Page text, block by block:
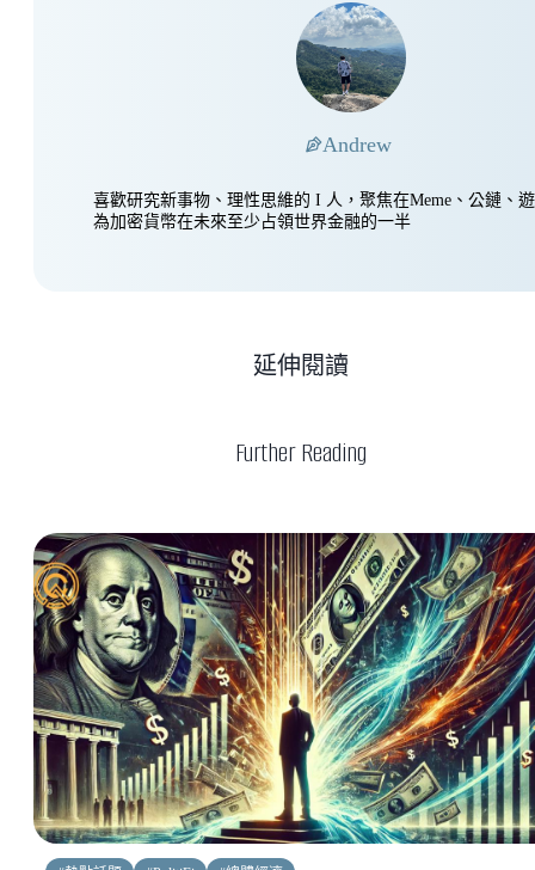
Andrew
喜歡研究新事物、理性思維的 I 人，聚焦在Meme、公鏈、
為加密貨幣在未來至少占領世界金融的一半
Further Reading
延伸閱讀